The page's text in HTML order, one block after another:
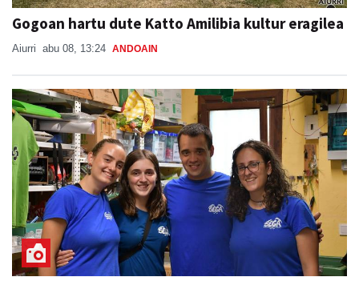
Gogoan hartu dute Katto Amilibia kultur eragilea
Aiurri abu 08, 13:24 ANDOAIN